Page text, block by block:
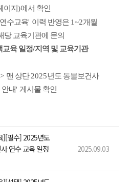
이지 )에서 확인
연수교육' 이력 반영은 1~2개월
당 교육기관에 문의
교육 일정/지역 및 교육기관
> 맨 상단2025년도 동물보건사
내' 게시물 확인
][필수] 2025년도
연수 교육 일정
2025.09.03